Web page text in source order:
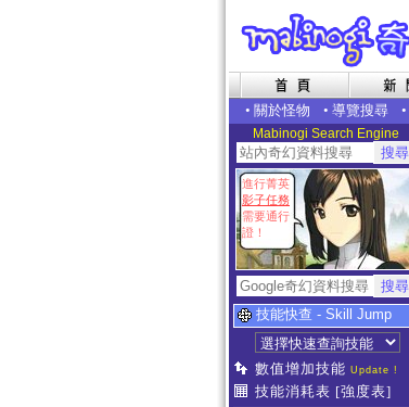
• 關於怪物 • 導覽搜尋 •
Mabinogi Search Engine
進行菁英
影子任務
需要通行
證！
技能快查 - Skill Jump
數值增加技能 Update !
技能消耗表 [強度表]